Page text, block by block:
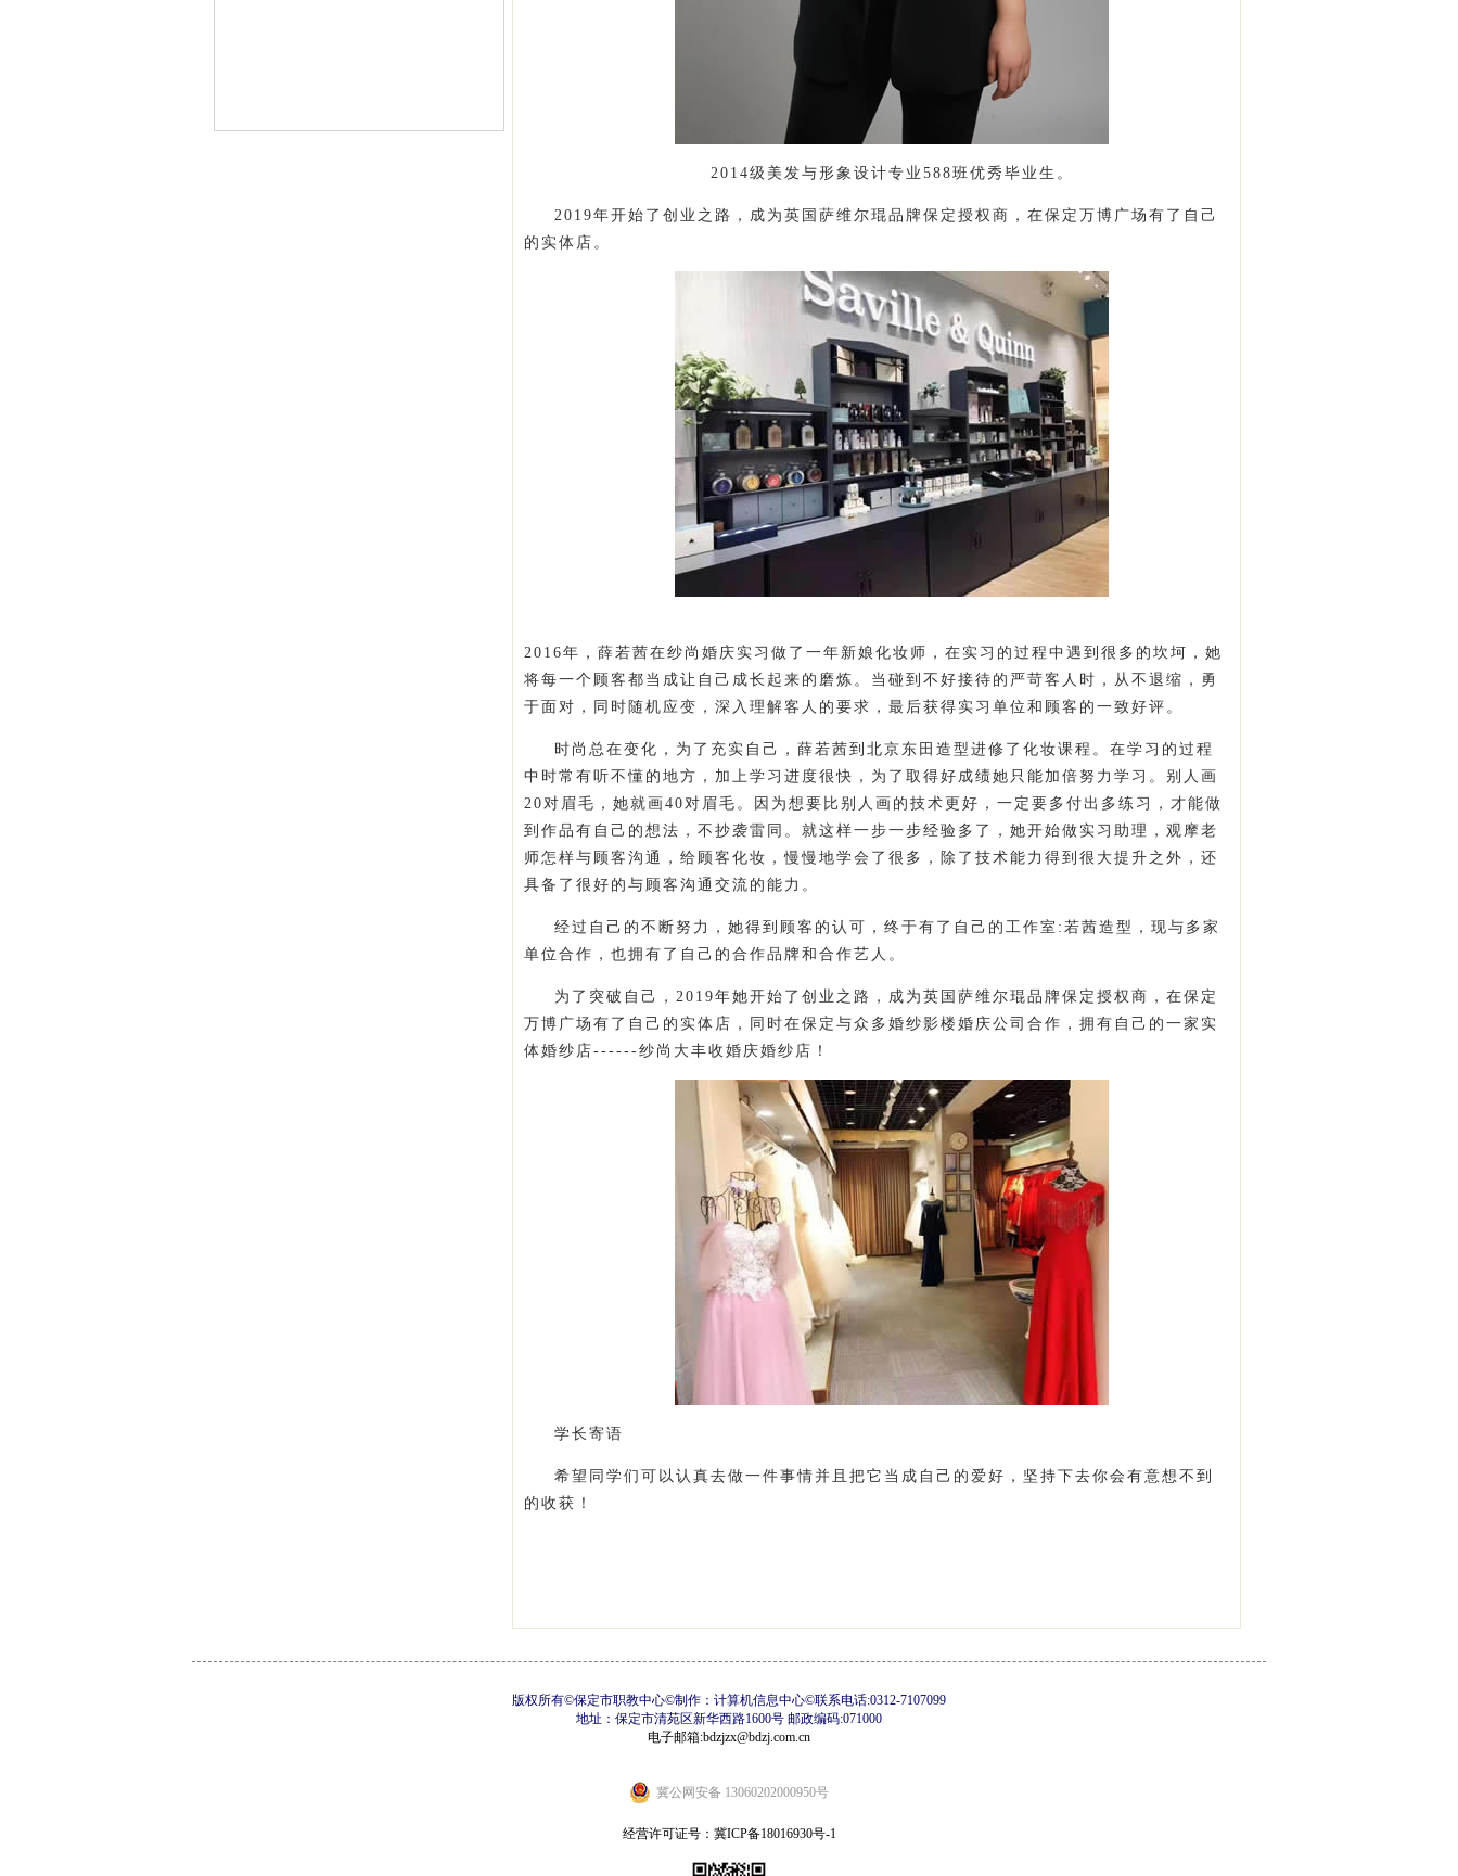
2014级美发与形象设计专业588班优秀毕业生。
2019年开始了创业之路，成为英国萨维尔琨品牌保定授权商，在保定万博广场有了自己
的实体店。
2016年，薛若茜在纱尚婚庆实习做了一年新娘化妆师，在实习的过程中遇到很多的坎坷，她
将每一个顾客都当成让自己成长起来的磨炼。当碰到不好接待的严苛客人时，从不退缩，勇
于面对，同时随机应变，深入理解客人的要求，最后获得实习单位和顾客的一致好评。
时尚总在变化，为了充实自己，薛若茜到北京东田造型进修了化妆课程。在学习的过程
中时常有听不懂的地方，加上学习进度很快，为了取得好成绩她只能加倍努力学习。别人画
20对眉毛，她就画40对眉毛。因为想要比别人画的技术更好，一定要多付出多练习，才能做
到作品有自己的想法，不抄袭雷同。就这样一步一步经验多了，她开始做实习助理，观摩老
师怎样与顾客沟通，给顾客化妆，慢慢地学会了很多，除了技术能力得到很大提升之外，还
具备了很好的与顾客沟通交流的能力。
经过自己的不断努力，她得到顾客的认可，终于有了自己的工作室:若茜造型，现与多家
单位合作，也拥有了自己的合作品牌和合作艺人。
为了突破自己，2019年她开始了创业之路，成为英国萨维尔琨品牌保定授权商，在保定
万博广场有了自己的实体店，同时在保定与众多婚纱影楼婚庆公司合作，拥有自己的一家实
体婚纱店------纱尚大丰收婚庆婚纱店！
学长寄语
希望同学们可以认真去做一件事情并且把它当成自己的爱好，坚持下去你会有意想不到
的收获！
版权所有©保定市职教中心©制作：计算机信息中心©联系电话:0312-7107099
地址：保定市清苑区新华西路1600号 邮政编码:071000
电子邮箱:bdzjzx@bdzj.com.cn
冀公网安备 13060202000950号
经营许可证号： 冀ICP备18016930号-1